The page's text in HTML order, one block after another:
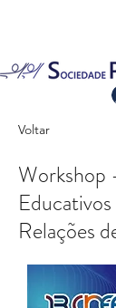
Voltar
Workshop
Relações